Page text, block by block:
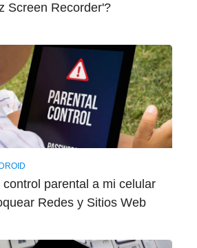
Screen Recorder'?
parental a mi celular
Redes y Sitios Web